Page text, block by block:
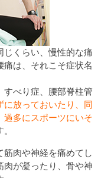
じくらい、慢性的な痛
は、それこそ症状名
すべり症、腰部脊柱管
に放っておいたり、同
過多にスポーツにいそ
筋肉や神経を痛めてし
肉が凝ったり、骨や神